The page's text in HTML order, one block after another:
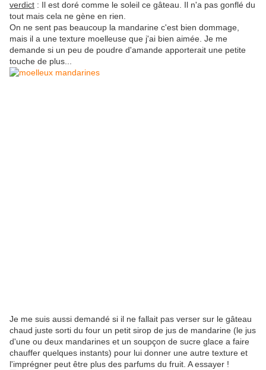
verdict : Il est doré comme le soleil ce gâteau. Il n'a pas gonflé du
tout mais cela ne gène en rien.
On ne sent pas beaucoup la mandarine c'est bien dommage,
mais il a une texture moelleuse que j'ai bien aimée. Je me
demande si un peu de poudre d'amande apporterait une petite
touche de plus...
Je me suis aussi demandé si il ne fallait pas verser sur le gâteau
chaud juste sorti du four un petit sirop de jus de mandarine (le jus
d'une ou deux mandarines et un soupçon de sucre glace a faire
chauffer quelques instants) pour lui donner une autre texture et
l'imprégner peut être plus des parfums du fruit. A essayer !